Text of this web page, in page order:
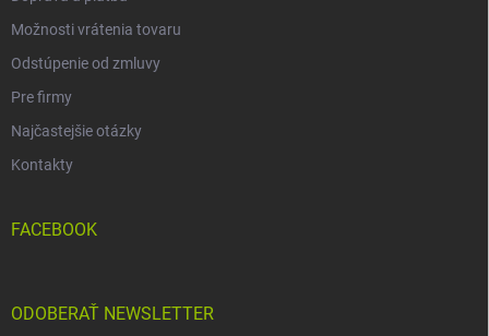
Možnosti vrátenia tovaru
Odstúpenie od zmluvy
Pre firmy
Najčastejšie otázky
Kontakty
FACEBOOK
ODOBERAŤ NEWSLETTER